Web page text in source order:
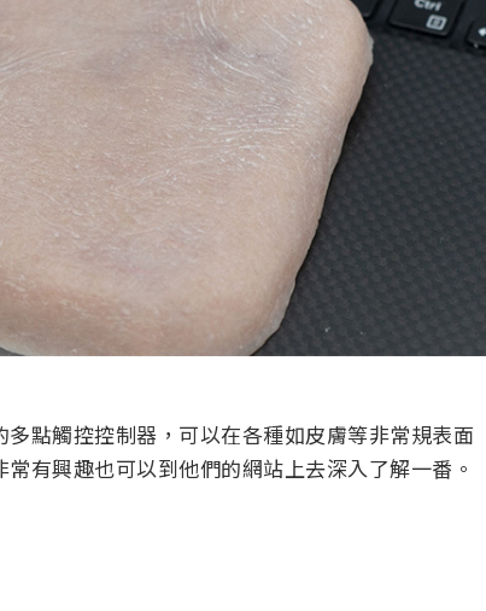
點觸控控制器，可以在各種如皮膚等非常規表面
有興趣也可以到他們的網站上去深入了解一番。